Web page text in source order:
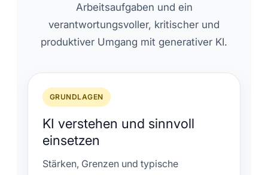
Arbeitsaufgaben und ein
verantwortungsvoller, kritischer und
produktiver Umgang mit generativer KI.
GRUNDLAGEN
KI verstehen und sinnvoll
einsetzen
Stärken, Grenzen und typische